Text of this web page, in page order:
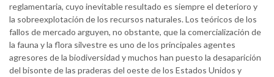
reglamentaria, cuyo inevitable resultado es siempre el deterioro y
la sobreexplotación de los recursos naturales. Los teóricos de los
fallos de mercado arguyen, no obstante, que la comercialización de
la fauna y la flora silvestre es uno de los principales agentes
agresores de la biodiversidad y muchos han puesto la desaparición
del bisonte de las praderas del oeste de los Estados Unidos y